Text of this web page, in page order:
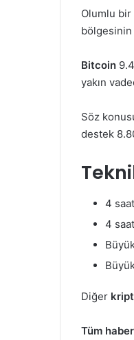
Olumlu bir
bölgesinin
Bitcoin
yakın
Söz
destek
4
4
Diğer
Tüm